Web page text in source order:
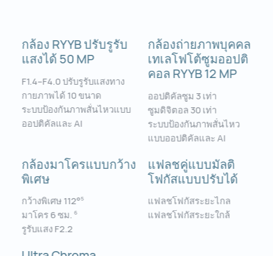
กล้อง RYYB ปรับรูรับ
แสงได้ 50 MP
F1.4–F4.0 ปรับรูรับแสงทาง
กายภาพได้ 10 ขนาด
ระบบป้องกันภาพสั่นไหวแบบ
ออปติคัลและ AI
กล้องถ่ายภาพบุคคล
เทเลโฟโต้ซูมออปติ
คอล RYYB 12 MP
ออปติคัลซูม 3 เท่า
ซูมดิจิตอล 30 เท่า
ระบบป้องกันภาพสั่นไหว
แบบออปติคัลและ AI
กล้องมาโครแบบกว้าง
พิเศษ
กว้างพิเศษ 112°5
มาโคร 6 ซม. 6
รูรับแสง F2.2
แฟลชคู่แบบมัลติ
โฟกัสแบบปรับได้
แฟลชโฟกัสระยะไกล
แฟลชโฟกัสระยะใกล้